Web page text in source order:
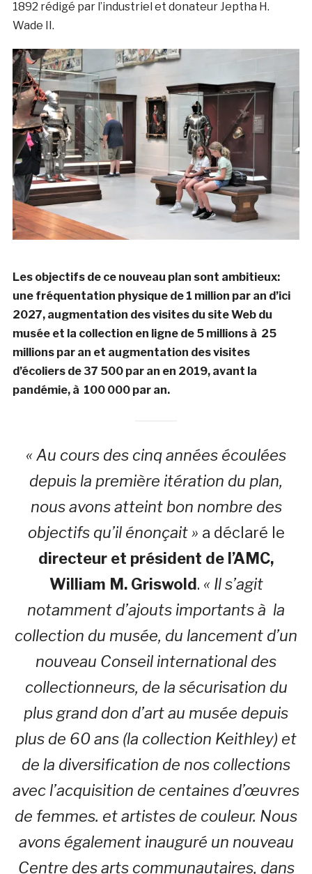
1892 rédigé par l’industriel et donateur Jeptha H.
Wade II.
Les objectifs de ce nouveau plan sont ambitieux:
une fréquentation physique de 1 million par an d’ici
2027, augmentation des visites du site Web du
musée et la collection en ligne de 5 millions à 25
millions par an et augmentation des visites
d’écoliers de 37 500 par an en 2019, avant la
pandémie, à 100 000 par an.
« Au cours des cinq années écoulées
depuis la première itération du plan,
nous avons atteint bon nombre des
objectifs qu’il énonçait » a déclaré le
directeur et président de l’AMC,
William M. Griswold. « Il s’agit
notamment d’ajouts importants à la
collection du musée, du lancement d’un
nouveau Conseil international des
collectionneurs, de la sécurisation du
plus grand don d’art au musée depuis
plus de 60 ans (la collection Keithley) et
de la diversification de nos collections
avec l’acquisition de centaines d’œuvres
de femmes. et artistes de couleur. Nous
avons également inauguré un nouveau
Centre des arts communautaires, dans